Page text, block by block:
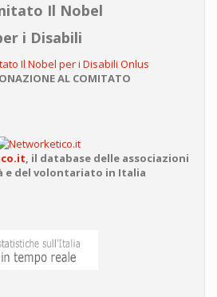
Il Nobel
i Disabili
AL COMITATO
, il database delle associazioni
e del volontariato in Italia